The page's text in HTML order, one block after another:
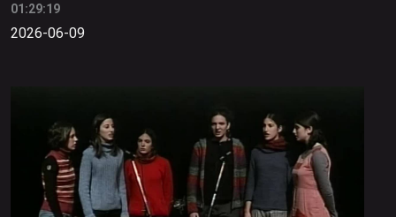
01:29:19
2026-06-09